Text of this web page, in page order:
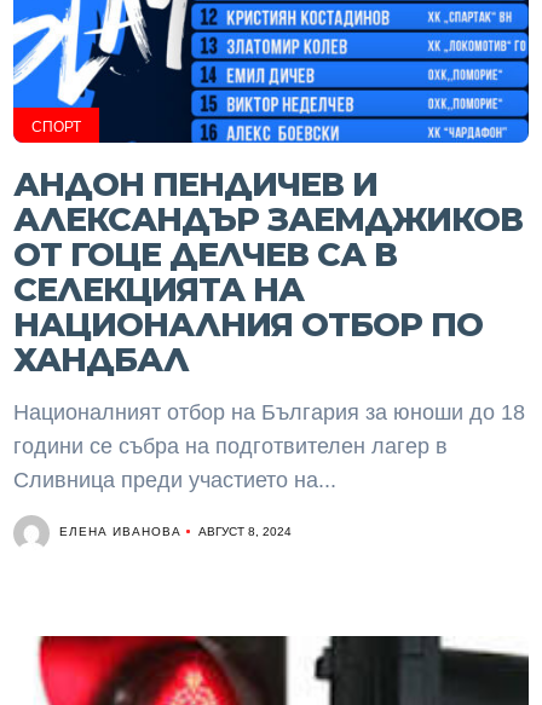
СПОРТ
АНДОН ПЕНДИЧЕВ И
АЛЕКСАНДЪР ЗАЕМДЖИКОВ
ОТ ГОЦЕ ДЕЛЧЕВ СА В
СЕЛЕКЦИЯТА НА
НАЦИОНАЛНИЯ ОТБОР ПО
ХАНДБАЛ
Националният отбор на България за юноши до 18
години се събра на подготвителен лагер в
Сливница преди участието на...
ЕЛЕНА ИВАНОВА АВГУСТ 8, 2024